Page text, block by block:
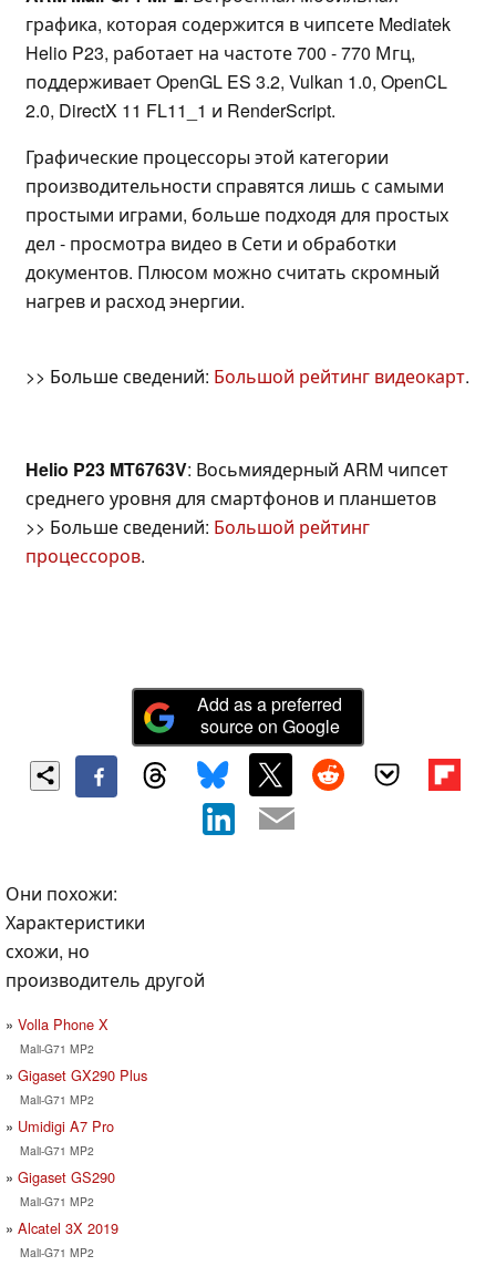
графика, которая содержится в чипсете Mediatek
Helio P23, работает на частоте 700 - 770 Мгц,
поддерживает OpenGL ES 3.2, Vulkan 1.0, OpenCL
2.0, DirectX 11 FL11_1 и RenderScript.
Графические процессоры этой категории
производительности справятся лишь с самыми
простыми играми, больше подходя для простых
дел - просмотра видео в Сети и обработки
документов. Плюсом можно считать скромный
нагрев и расход энергии.
>> Больше сведений: Большой рейтинг видеокарт.
Helio P23 MT6763V: Восьмиядерный ARM чипсет
среднего уровня для смартфонов и планшетов
>> Больше сведений: Большой рейтинг
процессоров.
Add as a preferred
source on Google
Они похожи:
Характеристики
схожи, но
производитель другой
Volla Phone X
Mali-G71 MP2
Gigaset GX290 Plus
Mali-G71 MP2
Umidigi A7 Pro
Mali-G71 MP2
Gigaset GS290
Mali-G71 MP2
Alcatel 3X 2019
Mali-G71 MP2